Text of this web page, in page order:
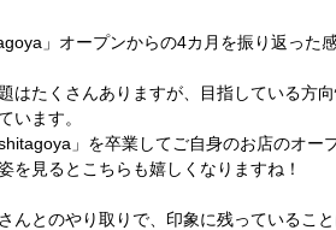
」オープンからの4カ月を振り返った
はたくさんありますが、目指している方
います。
」を卒業してご自身のお店のオー
を見るとこちらも嬉しくなりますね！
んとのやり取りで、印象に残っているこ